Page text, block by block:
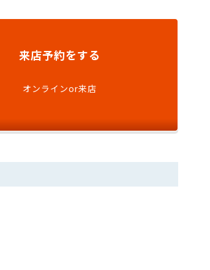
来店予約をする
オンラインor来店